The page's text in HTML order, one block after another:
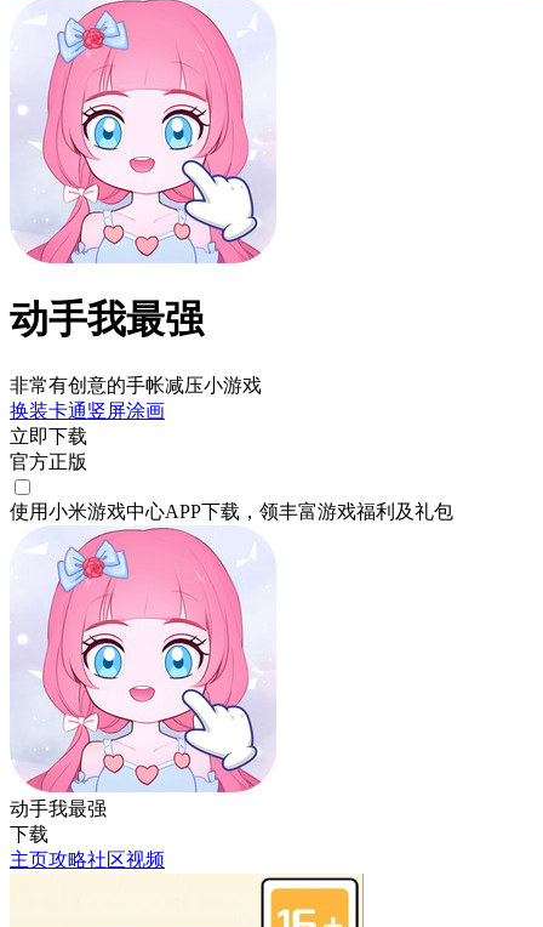
动手我最强
非常有创意的手帐减压小游戏
换装卡通竖屏涂画
立即下载
官方正版
使用小米游戏中心APP下载 ，领丰富游戏福利 及礼包
动手我最强
下载
主页攻略社区视频